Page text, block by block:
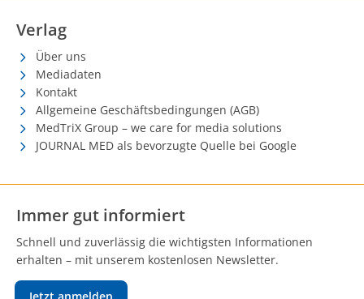
Verlag
Über uns
Mediadaten
Kontakt
Allgemeine Geschäftsbedingungen (AGB)
MedTriX Group – we care for media solutions
JOURNAL MED als bevorzugte Quelle bei Google
Immer gut informiert
Schnell und zuverlässig die wichtigsten Informationen
erhalten – mit unserem kostenlosen Newsletter.